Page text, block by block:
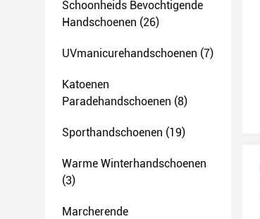
Schoonheids Bevochtigende
Handschoenen (26)
UVmanicurehandschoenen (7)
Katoenen
Paradehandschoenen (8)
Sporthandschoenen (19)
Warme Winterhandschoenen
(3)
Marcherende